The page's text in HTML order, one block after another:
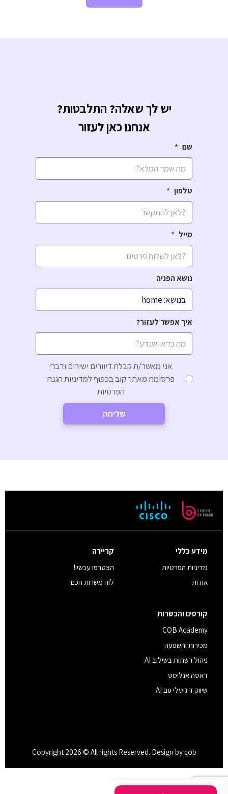
יש לך שאלה? התלבטות?
אנחנו כאן לעזור
שם *
טלפון *
מייל *
נושא הפניה
איך אפשר לעזור?
מאשר/ת
הגנת
הפרטיות *
אני מאשר/ת קבלת דיוורים ישירים ודברי
פרסומת מאתר קוב בכפוף למדיניות הגנת
הפרטיות
מידע כללי
מדיניות הפרטיות
אודות
קריירה
הצטרפו עכשיו!
לוח משרות חכם
קורסים והכשרות
COB Academy
מכירות והשפעה
ניהול רשתות בשילוב AI
דאטה אנליסט
שיווק דיגיטלי עם AI
Copyright 2026 © All rights Reserved. Design by cob